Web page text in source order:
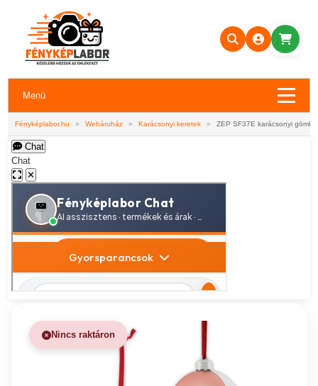
Menü
Fényképlabor.hu » Webáruház » Karácsonyi keretek » ZEP SF37E karácsonyi gömb
Chat
Chat
✕
Nincs raktáron